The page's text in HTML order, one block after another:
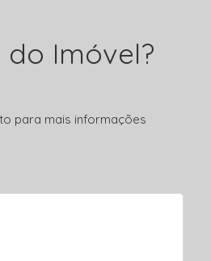
do Imóvel?
para mais informações